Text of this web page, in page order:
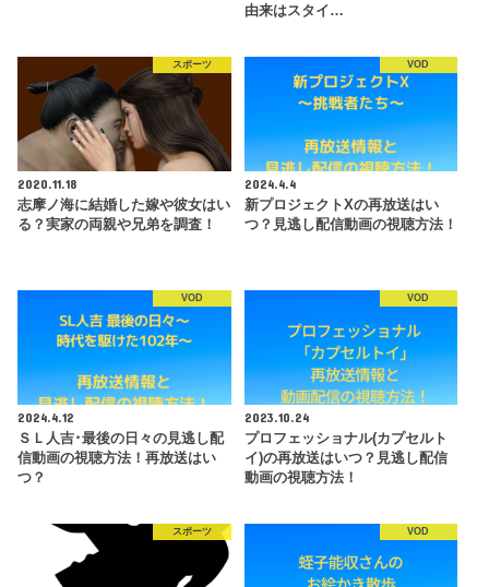
由来はスタイ…
スポーツ
2020.11.18
志摩ノ海に結婚した嫁や彼女はい
る？実家の両親や兄弟を調査！
VOD
2024.4.4
新プロジェクトXの再放送はい
つ？見逃し配信動画の視聴方法！
VOD
2024.4.12
ＳＬ人吉･最後の日々の見逃し配
信動画の視聴方法！再放送はい
つ？
VOD
2023.10.24
プロフェッショナル(カプセルト
イ)の再放送はいつ？見逃し配信
動画の視聴方法！
スポーツ VOD